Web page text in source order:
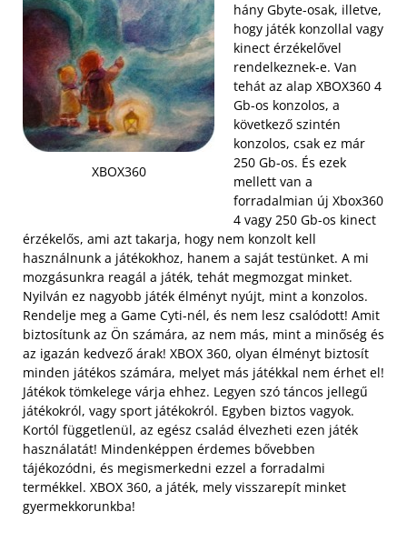
XBOX360
hány Gbyte-osak, illetve,
hogy játék konzollal vagy
kinect érzékelővel
rendelkeznek-e. Van
tehát az alap XBOX360 4
Gb-os konzolos, a
következő szintén
konzolos, csak ez már
250 Gb-os. És ezek
mellett van a
forradalmian új Xbox360
4 vagy 250 Gb-os kinect
érzékelős, ami azt takarja, hogy nem konzolt kell
használnunk a játékokhoz, hanem a saját testünket. A mi
mozgásunkra reagál a játék, tehát megmozgat minket.
Nyilván ez nagyobb játék élményt nyújt, mint a konzolos.
Rendelje meg a Game Cyti-nél, és nem lesz csalódott! Amit
biztosítunk az Ön számára, az nem más, mint a minőség és
az igazán kedvező árak! XBOX 360, olyan élményt biztosít
minden játékos számára, melyet más játékkal nem érhet el!
Játékok tömkelege várja ehhez. Legyen szó táncos jellegű
játékokról, vagy sport játékokról. Egyben biztos vagyok.
Kortól függetlenül, az egész család élvezheti ezen játék
használatát! Mindenképpen érdemes bővebben
tájékozódni, és megismerkedni ezzel a forradalmi
termékkel. XBOX 360, a játék, mely visszarepít minket
gyermekkorunkba!